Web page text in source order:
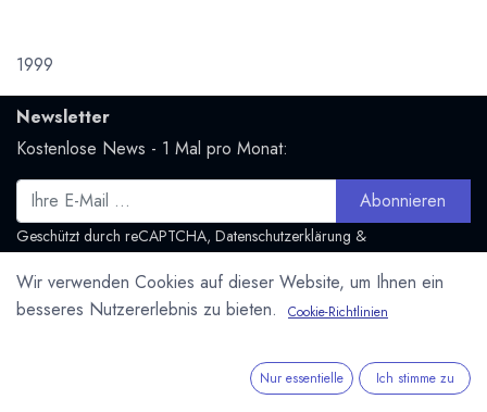
1999
Newsletter
Kostenlose News - 1 Mal pro Monat:
Abonnieren
Geschützt durch reCAPTCHA, Datenschutzerklärung &
Social Media
Wir verwenden Cookies auf dieser Website, um Ihnen ein
besseres Nutzererlebnis zu bieten.
Cookie-Richtlinien
Nur essentielle Ich stimme zu